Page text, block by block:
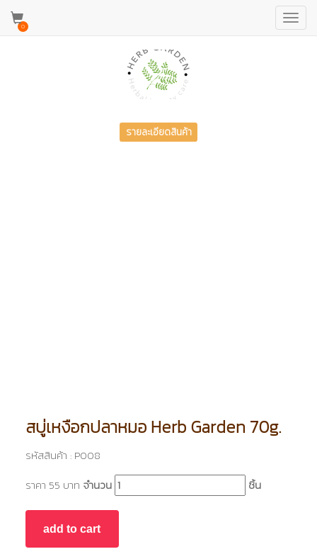
0
รายละเอียดสินค้า
สบู่เหงือกปลาหมอ Herb Garden 70g.
รหัสสินค้า : P008
ราคา 55 บาท จำนวน ชิ้น